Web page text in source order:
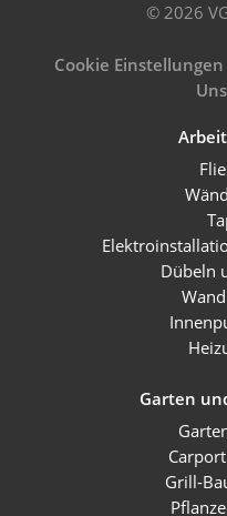
© 2026
Cookie Einstellungen
Dübeln
Garten
Grill-